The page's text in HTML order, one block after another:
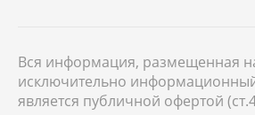
Вся информация, размещенная
исключительно
является публичной офертой